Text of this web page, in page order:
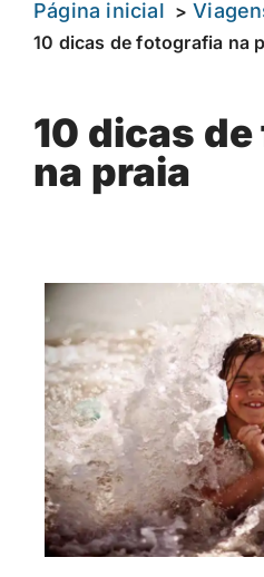
Página inicial
10 dicas de fotografia na
10 dicas
na praia